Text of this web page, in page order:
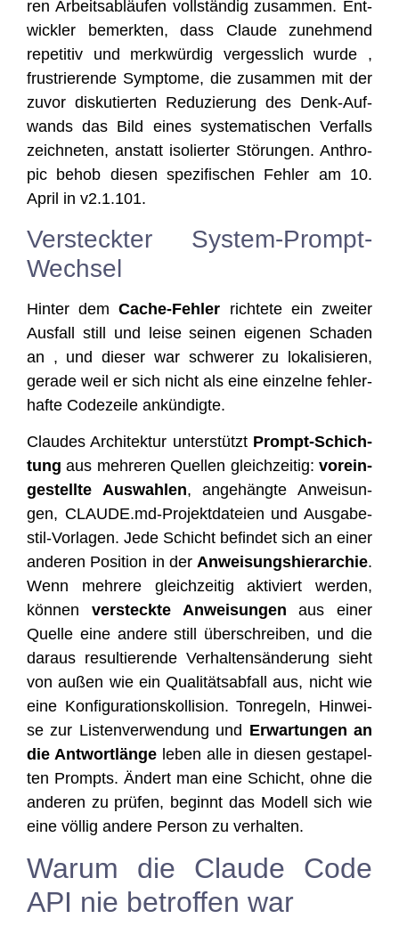
ren Arbeits­ab­läu­fen voll­stän­dig zusam­men. Ent­
wick­ler bemerk­ten, dass Clau­de zuneh­mend
repe­ti­tiv und merk­wür­dig ver­gess­lich wur­de ,
frus­trie­ren­de Sym­pto­me, die zusam­men mit der
zuvor dis­ku­tier­ten Redu­zie­rung des Denk-Auf­
wands das Bild eines sys­te­ma­ti­schen Ver­falls
zeich­ne­ten, anstatt iso­lier­ter Stö­run­gen. Anthro­
pic behob die­sen spe­zi­fi­schen Feh­ler am 10.
April in v2.1.101.
Versteckter System-Prompt-
Wechsel
Hin­ter demCache-Feh­ler rich­te­te ein zwei­ter
Aus­fall still und lei­se sei­nen eige­nen Scha­den
an , und die­ser war schwe­rer zu loka­li­sie­ren,
gera­de weil er sich nicht als eine ein­zel­ne feh­ler­
haf­te Code­zei­le ankündigte.
Clau­des Archi­tek­tur unter­stützt Prompt-Schich­
tung aus meh­re­ren Quel­len gleich­zei­tig: vor­ein­
ge­stell­te Aus­wah­len, ange­häng­te Anwei­sun­
gen, CLAUDE.md-Projektdateien und Aus­ga­be­
stil-Vor­la­gen. Jede Schicht befin­det sich an einer
ande­ren Posi­ti­on in der Anwei­sungs­hier­ar­chie.
Wenn meh­re­re gleich­zei­tig akti­viert wer­den,
kön­nen ver­steck­te Anwei­sun­gen aus einer
Quel­le eine ande­re still über­schrei­ben, und die
dar­aus resul­tie­ren­de Ver­hal­tens­än­de­rung sieht
von außen wie ein Qua­li­täts­ab­fall aus, nicht wie
eine Kon­fi­gu­ra­ti­ons­kol­li­si­on. Ton­re­geln, Hin­wei­
se zur Lis­ten­ver­wen­dung und Erwar­tun­gen an
die Ant­wort­län­geleben alle in die­sen gesta­pel­
ten Prompts. Ändert man eine Schicht, ohne die
ande­ren zu prü­fen, beginnt das Modell sich wie
eine völ­lig ande­re Per­son zu verhalten.
Warum die Claude Code
API nie betroffen war